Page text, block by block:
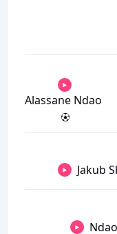
Alassane Ndao
Jakub